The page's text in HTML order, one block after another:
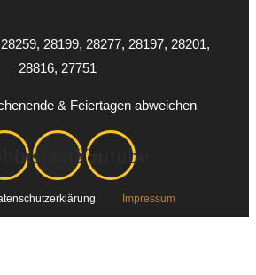
28199, 28277, 28197, 28201,
28816, 27751
& Feiertagen abweichen
InstagramYoutube
Impressum